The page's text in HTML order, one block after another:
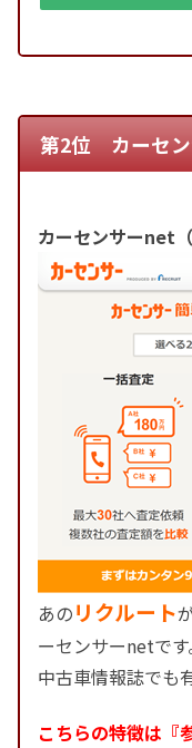
第2位 カーセ
カーセンサーnet
あのリクルート
ーセンサーnetです
中古車情報誌でも
こちらの特徴は『